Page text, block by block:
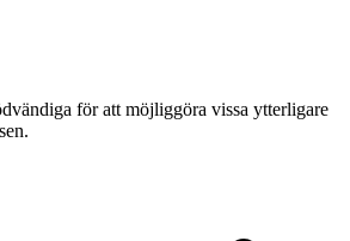
för att möjliggöra vissa ytterligare